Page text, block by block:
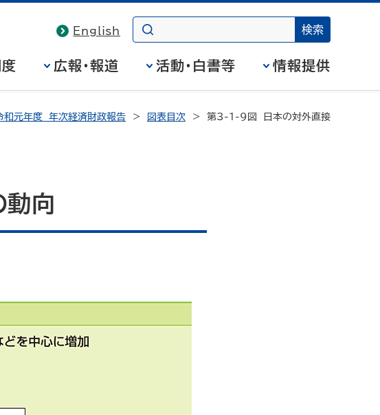
English
度 広報・報道 活動・白書等 情報提供
和元年度 年次経済財政報告 図表目次
第3-1-9図 日本の対外直接
向